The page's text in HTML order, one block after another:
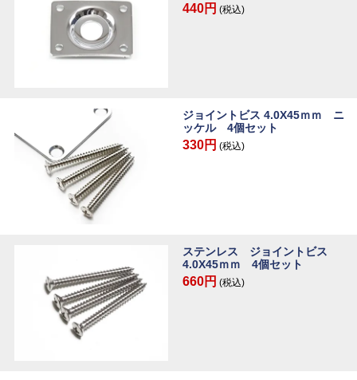
440円 (税込)
ジョイントビス 4.0X45ｍｍ ニ
ッケル 4個セット
330円 (税込)
ステンレス ジョイントビス
4.0X45ｍｍ 4個セット
660円 (税込)